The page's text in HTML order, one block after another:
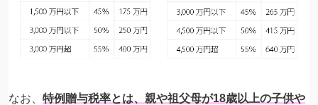
なお、 特例贈与税率とは、親や祖父母が18歳以上の子供や